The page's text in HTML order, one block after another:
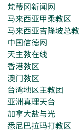
梵蒂冈新闻网
马来西亚甲柔教区
马来西亚吉隆坡总
中国信德网
天主教在线
香港教区
澳门教区
台湾地区主教团
亚洲真理天台
加拿大盐与光
悉尼巴拉玛打教区